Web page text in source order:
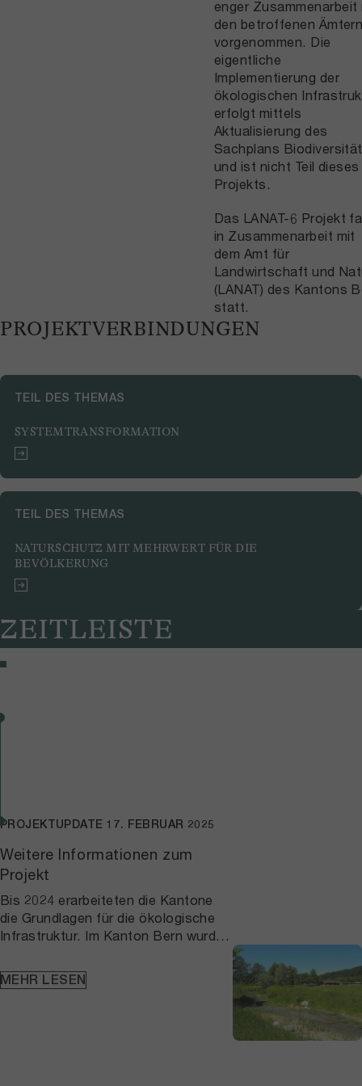
enger Zusammenarbeit
den betroffenen
vorgenommen. Die
eigentliche
Implementierung der
ökologischen
erfolgt mittels
Aktualisierung des
Sachplans Biodiversität
und ist nicht Teil dieses
Projekts.
Das LANAT-6 Projekt
in Zusammenarbeit mit
dem Amt für
Landwirtschaft und
(LANAT) des Kantons
statt.
PROJEKTVERBINDUNGEN
TEIL DES THEMAS
SYSTEMTRANSFORMATION
TEIL DES THEMAS
NATURSCHUTZ MIT MEHRWERT FÜR DIE
BEVÖLKERUNG
ZEITLEISTE
Weitere Informationen zum
Projekt
PROJEKTUPDATE 17. FEBRUAR 2025
Bis 2024 erarbeiteten die Kantone
die Grundlagen für die ökologische
Infrastruktur. Im Kanton Bern wurden
zuvor erhobenen Ist-Zustand der
Kern- und Vernetzungsgebiete Ziele
MEHR LESEN